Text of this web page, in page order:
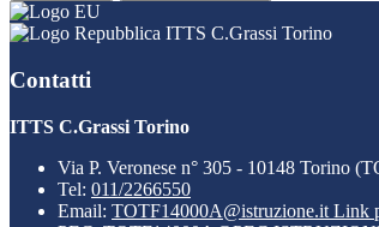
ITTS C.Grassi Torino
Contatti
ITTS C.Grassi Torino
Via P. Veronese n° 305 - 10148 Torino
Tel: 011/2266550
Email: TOTF14000A@istruzione.it Link